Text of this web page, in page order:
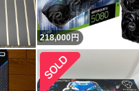
218,000 円